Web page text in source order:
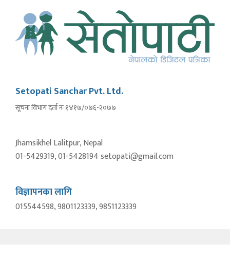
Setopati Sanchar Pvt. Ltd.
सूचना विभाग दर्ता नंः १४१७/०७६-२०७७
Jhamsikhel Lalitpur, Nepal
01-5429319, 01-5428194 setopati@gmail.com
विज्ञापनका लागि
015544598, 9801123339, 9851123339